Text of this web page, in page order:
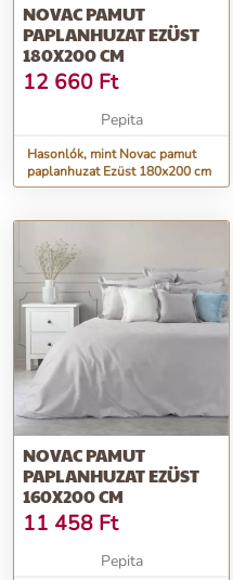
NOVAC PAMUT
PAPLANHUZAT EZÜST
180X200 CM
12 660 Ft
Pepita
Hasonlók, mint Novac pamut
paplanhuzat Ezüst 180x200 cm
NOVAC PAMUT
PAPLANHUZAT EZÜST
160X200 CM
11 458 Ft
Pepita